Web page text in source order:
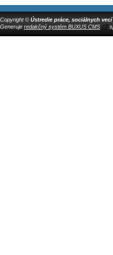
Copyright © Ústredie práce, sociálnych
Generuje redakčný systém BUXUS CMS